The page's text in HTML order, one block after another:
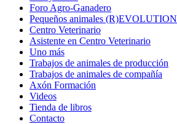
Foro Agro-Ganadero
Pequeños animales (R)EVOLUTION
Centro Veterinario
Asistente en Centro Veterinario
Uno más
Trabajos de animales de producción
Trabajos de animales de compañía
Axón Formación
Videos
Tienda de libros
Contacto